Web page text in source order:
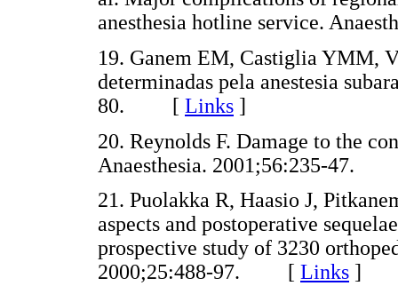
anesthesia hotline service.
19. Ganem EM, Castiglia YMM,
determinadas pela anestesia
80. [ Links ]
20. Reynolds F. Damage to the
Anaesthesia. 2001;56:235-
21. Puolakka R, Haasio J,
aspects and postoperative
prospective study of 3230
2000;25:488-97. [ Links ]